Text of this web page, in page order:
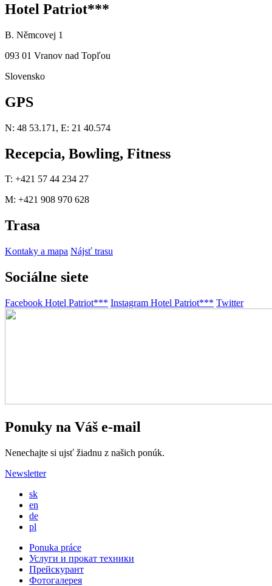
Hotel Patriot***
B. Němcovej 1
093 01 Vranov nad Topľou
Slovensko
GPS
N: 48 53.171, E: 21 40.574
Recepcia, Bowling, Fitness
T: +421 57 44 234 27
M: +421 908 970 628
Trasa
Kontaky a mapa Nájsť trasu
Sociálne siete
Facebook Hotel Patriot*** Instagram Hotel Patriot*** Twitter
Ponuky na Váš e-mail
Nenechajte si ujsť žiadnu z našich ponúk.
Newsletter
sk
en
de
pl
Ponuka práce
Услуги и прокат техники
Прейскурант
Фотогалерея